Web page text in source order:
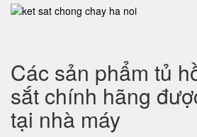
Các sản phẩm tủ
sắt chính hãng
tại nhà máy